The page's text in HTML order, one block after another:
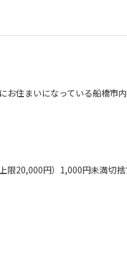
住まいになっている船橋市
限20,000円）1,000円未満切捨